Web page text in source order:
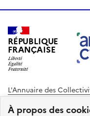
À propos des
RÉPUBLIQUE
FRANÇAISE
L'Annuaire des
des Territoires
Cohésion des Territoires